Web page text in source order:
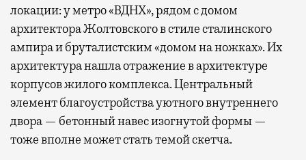
локации: у метро «ВДНХ», рядом с домом
архитектора Жолтовского в стиле сталинского
ампира и бруталистским «домом на ножках». Их
архитектура нашла отражение в архитектуре
корпусов жилого комплекса. Центральный
элемент благоустройства уютного внутреннего
двора — бетонный навес изогнутой формы —
тоже вполне может стать темой скетча.